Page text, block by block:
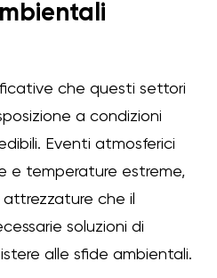
che questi settori
a condizioni
Eventi atmosferici
e temperature estreme,
che il
soluzioni di
alle sfide ambientali.